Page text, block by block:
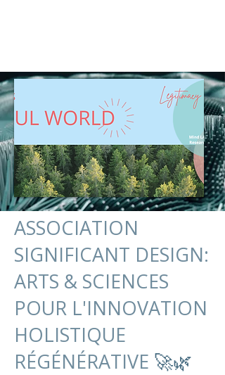
ASSOCIATION
SIGNIFICANT DESIGN:
ARTS & SCIENCES
POUR L'INNOVATION
HOLISTIQUE
RÉGÉNÉRATIVE 🚀🌿